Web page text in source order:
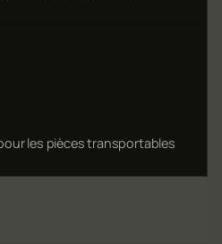
les pièces transportables